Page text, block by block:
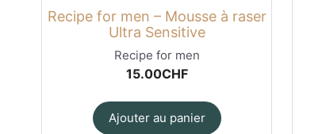
Recipe for men – Mousse à raser
Ultra Sensitive
Recipe for men
15.00CHF
Ajouter au panier